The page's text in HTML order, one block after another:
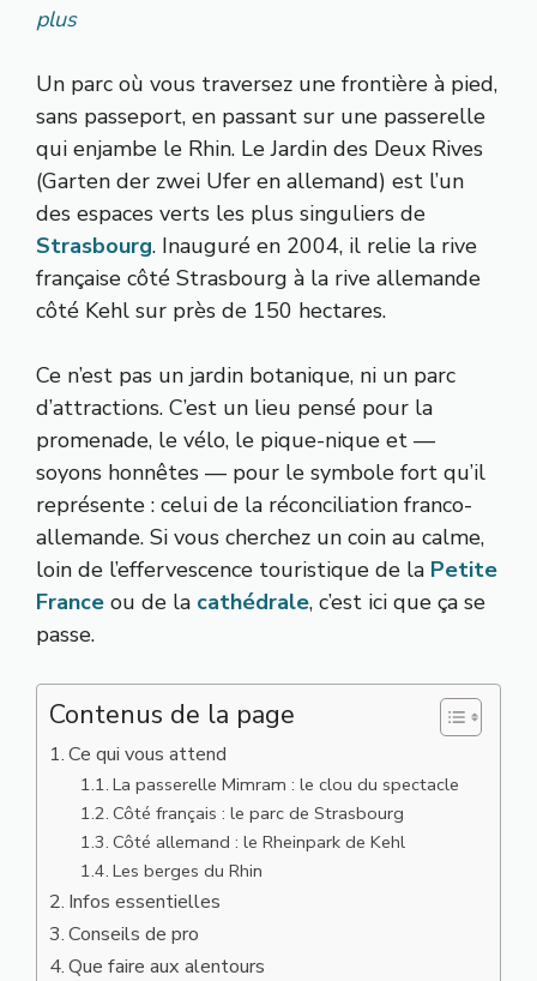
plus
Un parc où vous traversez une frontière à pied,
sans passeport, en passant sur une passerelle
qui enjambe le Rhin. Le Jardin des Deux Rives
(Garten der zwei Ufer en allemand) est l’un
des espaces verts les plus singuliers de
Strasbourg. Inauguré en 2004, il relie la rive
française côté Strasbourg à la rive allemande
côté Kehl sur près de 150 hectares.
Ce n’est pas un jardin botanique, ni un parc
d’attractions. C’est un lieu pensé pour la
promenade, le vélo, le pique-nique et —
soyons honnêtes — pour le symbole fort qu’il
représente : celui de la réconciliation franco-
allemande. Si vous cherchez un coin au calme,
loin de l’effervescence touristique de la Petite
France ou de la cathédrale, c’est ici que ça se
passe.
Contenus de la page
Ce qui vous attend
La passerelle Mimram : le clou du spectacle
Côté français : le parc de Strasbourg
Côté allemand : le Rheinpark de Kehl
Les berges du Rhin
Infos essentielles
Conseils de pro
Que faire aux alentours